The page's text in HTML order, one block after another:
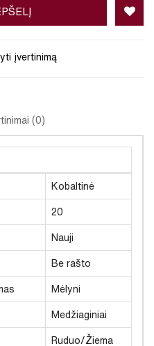
įvertinimą
(0)
Kobaltinė
20
Nauji
Be rašto
Mėlyni
Medžiaginiai
Ruduo/Žiema